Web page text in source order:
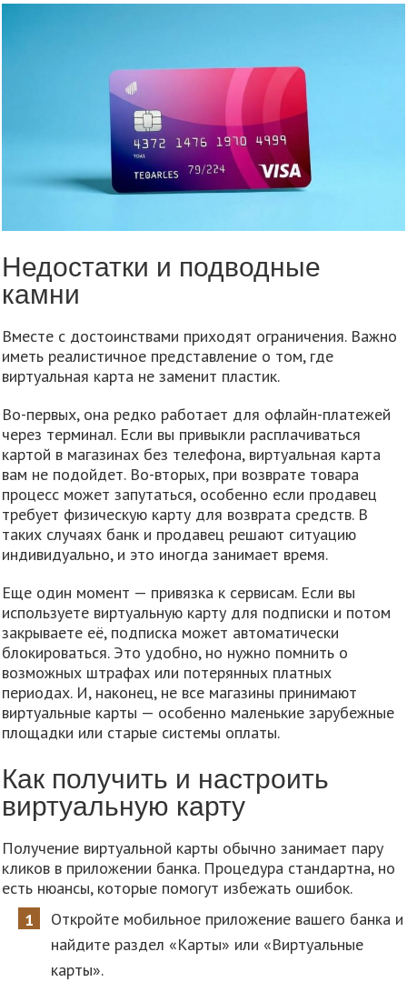
Недостатки и подводные
камни
Вместе с достоинствами приходят ограничения. Важно
иметь реалистичное представление о том, где
виртуальная карта не заменит пластик.
Во-первых, она редко работает для офлайн-платежей
через терминал. Если вы привыкли расплачиваться
картой в магазинах без телефона, виртуальная карта
вам не подойдет. Во-вторых, при возврате товара
процесс может запутаться, особенно если продавец
требует физическую карту для возврата средств. В
таких случаях банк и продавец решают ситуацию
индивидуально, и это иногда занимает время.
Еще один момент — привязка к сервисам. Если вы
используете виртуальную карту для подписки и потом
закрываете её, подписка может автоматически
блокироваться. Это удобно, но нужно помнить о
возможных штрафах или потерянных платных
периодах. И, наконец, не все магазины принимают
виртуальные карты — особенно маленькие зарубежные
площадки или старые системы оплаты.
Как получить и настроить
виртуальную карту
Получение виртуальной карты обычно занимает пару
кликов в приложении банка. Процедура стандартна, но
есть нюансы, которые помогут избежать ошибок.
Откройте мобильное приложение вашего банка и
найдите раздел «Карты» или «Виртуальные
карты».